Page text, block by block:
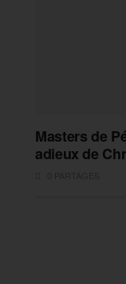
Masters de
adieux de